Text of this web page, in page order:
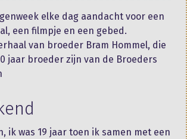
elke dag aandacht voor een
een filmpje en een gebed.
van broeder Bram Hommel, die
jaar broeder zijn van de Broeders
ik was 19 jaar toen ik samen met een